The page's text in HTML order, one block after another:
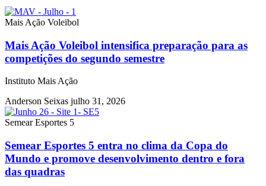
Mais Ação Voleibol
Mais Ação Voleibol intensifica preparação para as
competições do segundo semestre
Instituto Mais Ação
Anderson Seixas julho 31, 2026
Semear Esportes 5
Semear Esportes 5 entra no clima da Copa do
Mundo e promove desenvolvimento dentro e fora
das quadras